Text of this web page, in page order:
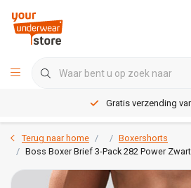
Gratis verzending
Terug naar home
Boxershorts
Boss Boxer Brief 3-Pack 282 Power Zwart